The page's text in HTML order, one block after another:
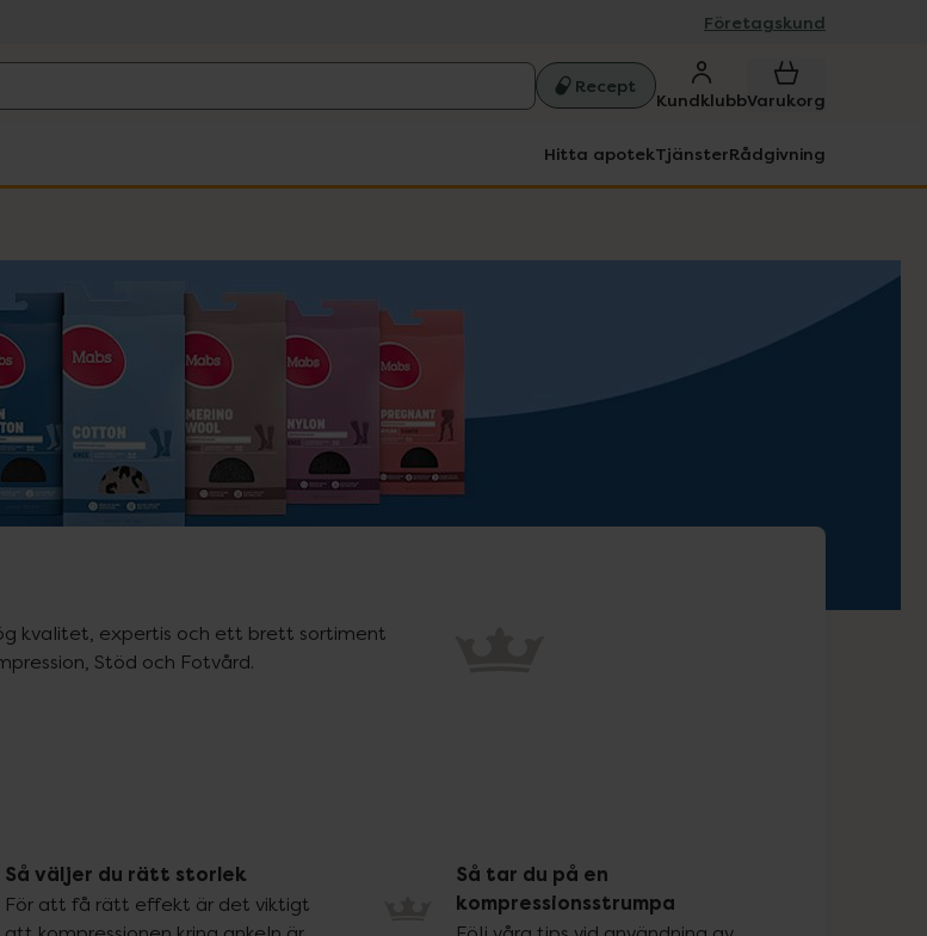
Företagskund
Recept
KundklubbVarukorg
Hitta apotekTjänsterRådgivning
kvalitet, expertis och ett brett sortiment
Stöd och Fotvård.
Så väljer du rätt storlek
För att få rätt effekt är det viktigt
Så tar du på en
kompressionsstrumpa